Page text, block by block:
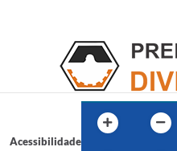
Acessibilidade